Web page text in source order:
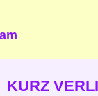
KURZ